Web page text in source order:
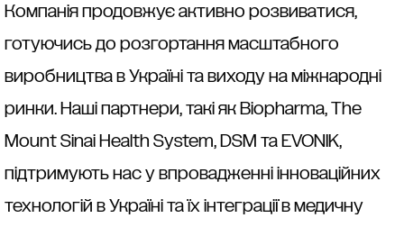
Компанія продовжує активно розвиватися,
готуючись до розгортання масштабного
виробництва в Україні та виходу на міжнародні
ринки. Наші партнери, такі як Biopharma, The
Mount Sinai Health System, DSM та EVONIK,
підтримують нас у впровадженні інноваційних
технологій в Україні та їх інтеграції в медичну